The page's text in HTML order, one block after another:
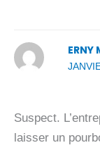
ERNY
Suspect.
laisser un